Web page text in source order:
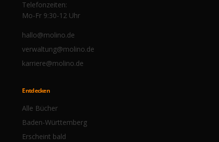
Telefonzeiten:
Mo-Fr 9:30-12 Uhr
hallo@molino.de
verwaltung@molino.de
karriere@molino.de
Entdecken
Alle Bücher
Erscheint bald
Baden-Württemberg